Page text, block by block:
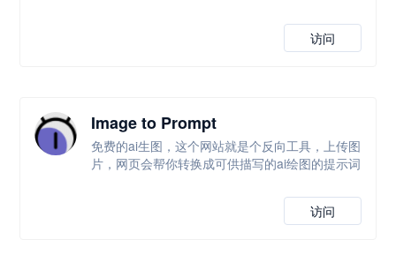
访问
Image to Prompt
免费的ai生图，这个网站就是个反向工具，上传图
片，网页会帮你转换成可供描写的ai绘图的提示词
访问